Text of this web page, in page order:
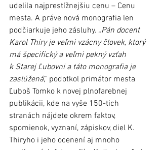
udelila najprestížnejšiu cenu – Cenu
mesta. A práve nová monografia len
podčiarkuje jeho zásluhy. „Pán docent
Karol Thiry je veľmi vzácny človek, ktorý
má špecifický a veľmi pekný vzťah
k Starej Ľubovni a táto monografia je
zaslúžená,“ podotkol primátor mesta
Ľuboš Tomko k novej plnofarebnej
publikácii, kde na vyše 150-tich
stranách nájdete okrem faktov,
spomienok, vyznaní, zápiskov, diel K.
Thiryho i jeho ocenení aj mnoho